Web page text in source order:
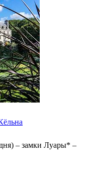
– замки Луары* –